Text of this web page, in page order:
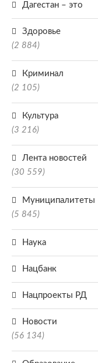
Дагестан – это
Здоровье
(2 884)
Криминал
(2 105)
Культура
(3 216)
Лента новостей
(30 559)
Муниципалитеты
(5 845)
Наука
Нацбанк
Нацпроекты РД
Новости
(56 134)